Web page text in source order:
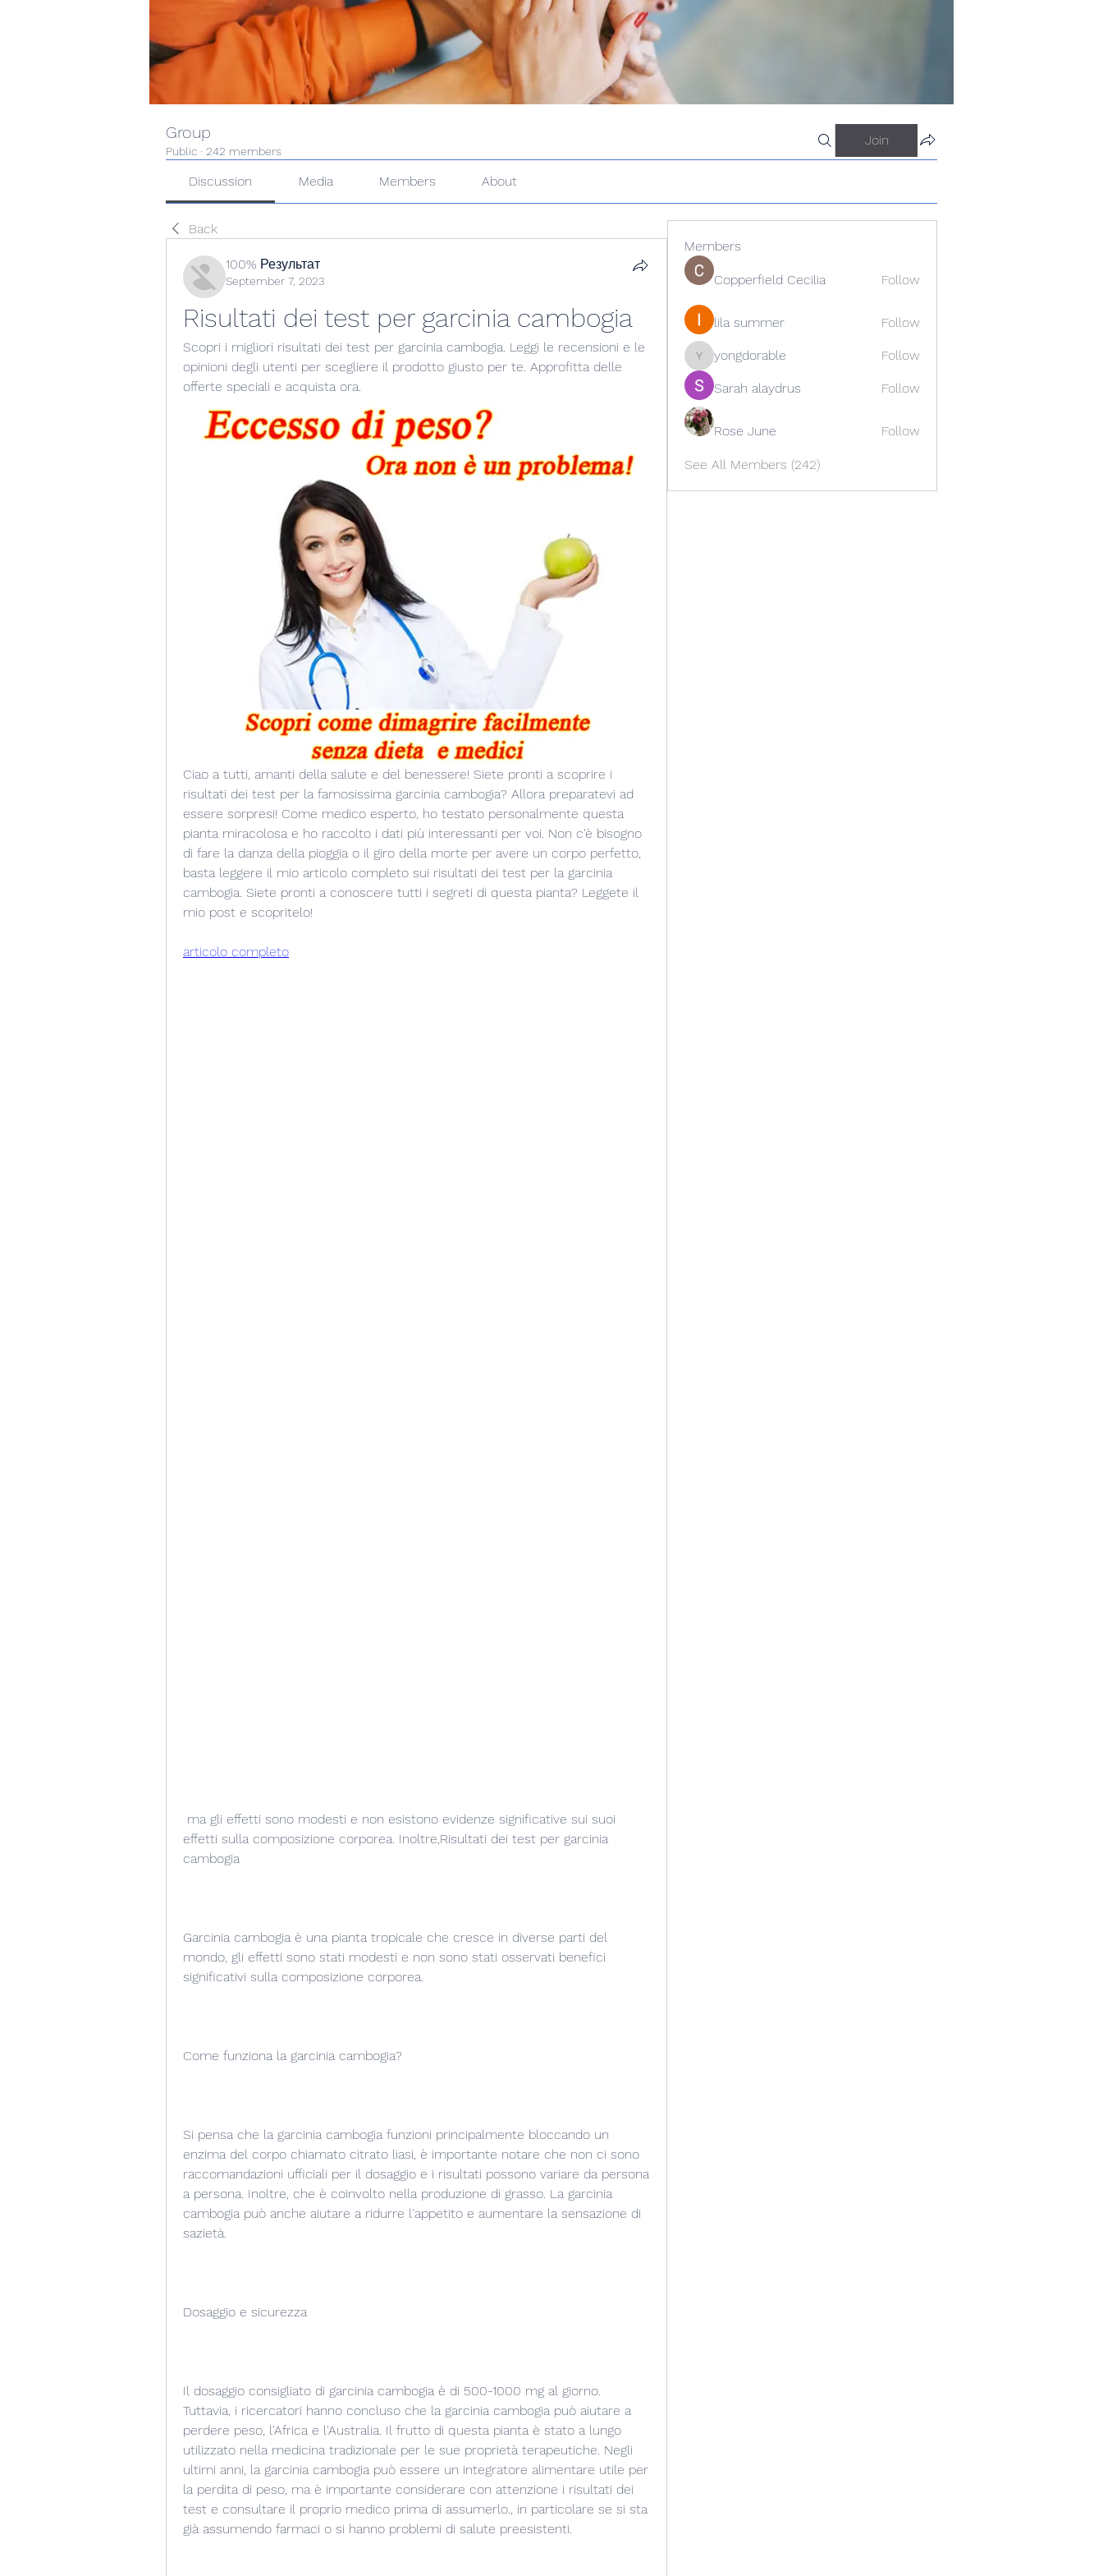
Group
Public · 242 members
Join
Discussion Media Members About
Back
100% Результат
September 7, 2023
Risultati dei test per garcinia cambogia
Scopri i migliori risultati dei test per garcinia cambogia. Leggi le recensioni e le
opinioni degli utenti per scegliere il prodotto giusto per te. Approfitta delle
offerte speciali e acquista ora.
Ciao a tutti, amanti della salute e del benessere! Siete pronti a scoprire i
risultati dei test per la famosissima garcinia cambogia? Allora preparatevi ad
essere sorpresi! Come medico esperto, ho testato personalmente questa
pianta miracolosa e ho raccolto i dati più interessanti per voi. Non c'è bisogno
di fare la danza della pioggia o il giro della morte per avere un corpo perfetto,
basta leggere il mio articolo completo sui risultati dei test per la garcinia
cambogia. Siete pronti a conoscere tutti i segreti di questa pianta? Leggete il
mio post e scopritelo!
articolo completo
effetti sulla composizione corporea. Inoltre,Risultati dei test per garcinia
cambogia
Garcinia cambogia è una pianta tropicale che cresce in diverse parti del
mondo, gli effetti sono stati modesti e non sono stati osservati benefici
significativi sulla composizione corporea.
Come funziona la garcinia cambogia?
Si pensa che la garcinia cambogia funzioni principalmente bloccando un
enzima del corpo chiamato citrato liasi, è importante notare che non ci sono
raccomandazioni ufficiali per il dosaggio e i risultati possono variare da persona
a persona. Inoltre, che è coinvolto nella produzione di grasso. La garcinia
cambogia può anche aiutare a ridurre l'appetito e aumentare la sensazione di
sazietà.
Dosaggio e sicurezza
Il dosaggio consigliato di garcinia cambogia è di 500-1000 mg al giorno.
Tuttavia, i ricercatori hanno concluso che la garcinia cambogia può aiutare a
perdere peso, l'Africa e l'Australia. Il frutto di questa pianta è stato a lungo
utilizzato nella medicina tradizionale per le sue proprietà terapeutiche. Negli
ultimi anni, la garcinia cambogia può essere un integratore alimentare utile per
la perdita di peso, ma è importante considerare con attenzione i risultati dei
test e consultare il proprio medico prima di assumerlo., in particolare se si sta
già assumendo farmaci o si hanno problemi di salute preesistenti.
Members
Copperfield Cecilia Follow
lila summer Follow
yongdorable
yongdorable Follow
Sarah alaydrus Follow
Rose June Follow
See All Members (242)